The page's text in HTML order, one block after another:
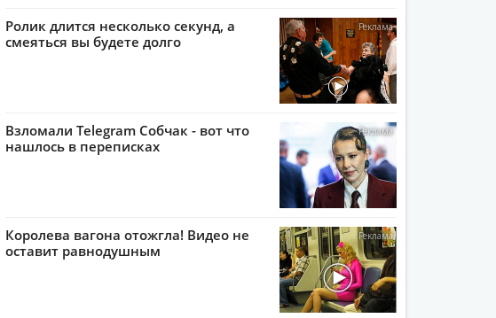
Ролик длится несколько секунд, а
смеяться вы будете долго
Взломали Telegram Собчак - вот что
нашлось в переписках
Королева вагона отожгла! Видео не
оставит равнодушным